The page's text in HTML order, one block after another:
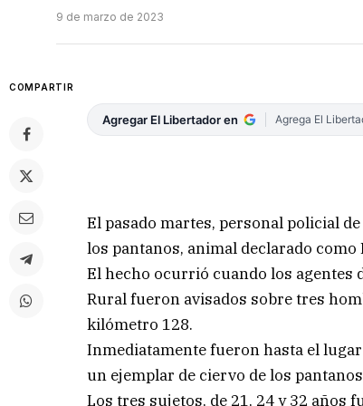
9 de marzo de 2023
COMPARTIR
Agregar El Libertador en Agrega El
El pasado martes, personal policial
los pantanos, animal declarado
El hecho ocurrió cuando los agentes
Rural fueron avisados sobre tres
kilómetro 128.
Inmediatamente fueron hasta el
un ejemplar de ciervo de los
Los tres sujetos, de 21, 24 y 32 años